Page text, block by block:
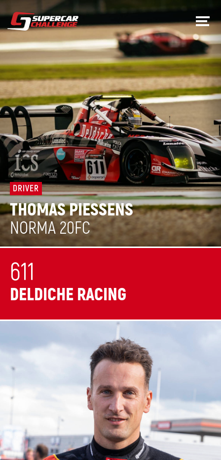
DRIVER
THOMAS PIESSENS
NORMA 20FC
611
DELDICHE RACING